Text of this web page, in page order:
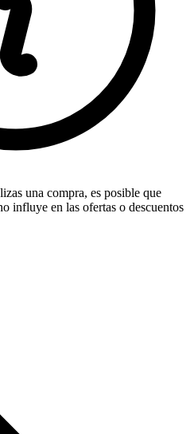
una compra, es posible que
influye en las ofertas o descuentos